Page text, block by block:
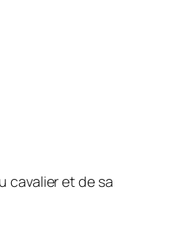
cavalier et de sa